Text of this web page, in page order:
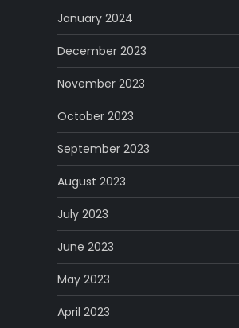
January 2024
December 2023
November 2023
October 2023
September 2023
August 2023
July 2023
June 2023
May 2023
April 2023